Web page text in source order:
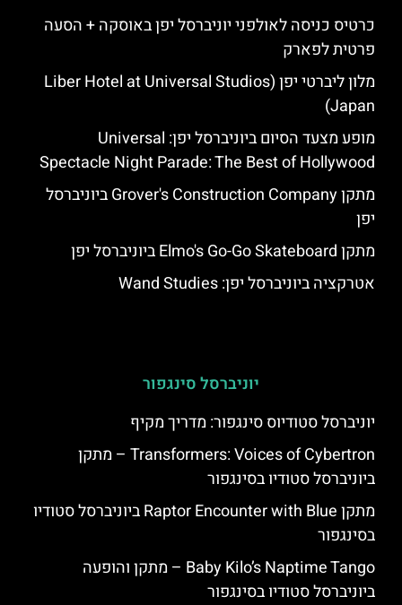
כרטיס כניסה לאולפני יוניברסל יפן באוסקה + הסעה
פרטית לפארק
מלון ליברטי יפן (Liber Hotel at Universal Studios
Japan)
מופע מצעד הסיום ביוניברסל יפן: Universal
Spectacle Night Parade: The Best of Hollywood
מתקן Grover's Construction Company ביוניברסל
יפן
מתקן Elmo's Go-Go Skateboard ביוניברסל יפן
אטרקציה ביוניברסל יפן: Wand Studies
יוניברסל סינגפור
יוניברסל סטודיוס סינגפור: מדריך מקיף
Transformers: Voices of Cybertron – מתקן
ביוניברסל סטודיו בסינגפור
מתקן Raptor Encounter with Blue ביוניברסל סטודיו
בסינגפור
Baby Kilo’s Naptime Tango – מתקן והופעה
ביוניברסל סטודיו בסינגפור